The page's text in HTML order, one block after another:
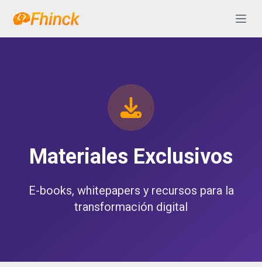
Abrir
Materiales Exclusivos
E-books, whitepapers y recursos para la
transformación digital